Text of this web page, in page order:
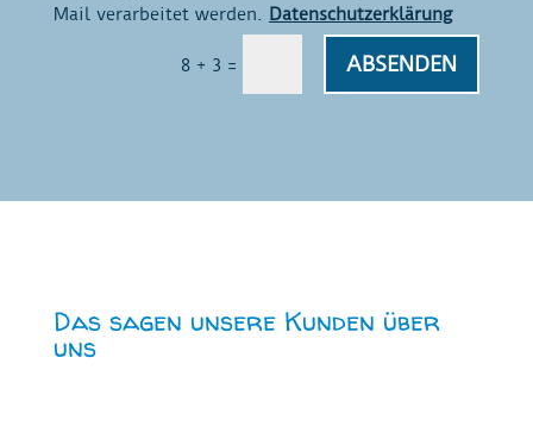
Mail verarbeitet werden. Datenschutzerklärung
8 + 3 = ABSENDEN
Das sagen unsere Kunden über
uns